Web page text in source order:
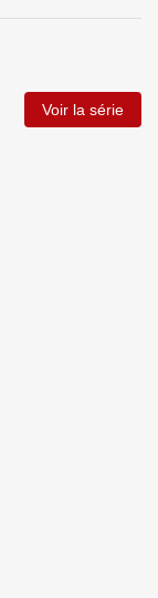
Voir la série